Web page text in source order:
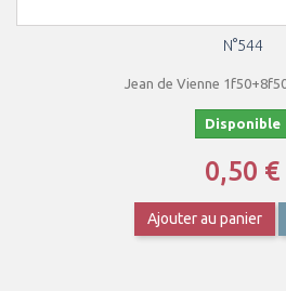
N°544
Jean de Vienne
Disponible
0,50 €
Ajouter au panier